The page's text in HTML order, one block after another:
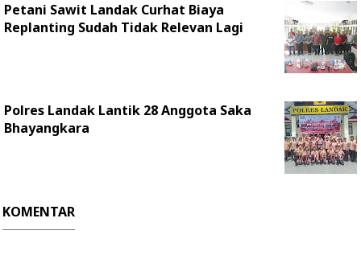
Petani Sawit Landak Curhat Biaya
Replanting Sudah Tidak Relevan Lagi
Polres Landak Lantik 28 Anggota Saka
Bhayangkara
KOMENTAR